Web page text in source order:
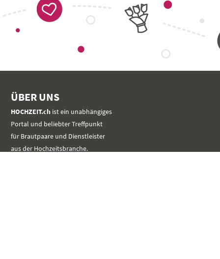
ÜBER UNS
HOCHZEIT.ch ist ein unabhängiges
Portal und beliebter Treffpunkt
für Brautpaare und Dienstleister
aus der Hochzeitsbranche.